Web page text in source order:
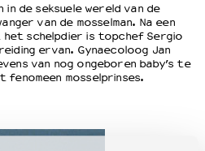
in de seksuele wereld van de
van de mosselman. Na een
schelpdier is topchef Sergio
ervan. Gynaecoloog Jan
van nog ongeboren baby’s te
fenomeen mosselprinses.